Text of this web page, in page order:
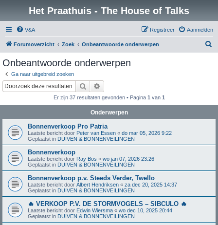
Het Praathuis - The House of Talks
V&A Aanmelden
Registreer
Forumoverzicht Zoek Onbeantwoorde onderwerpen
Onbeantwoorde onderwerpen
Ga naar uitgebreid zoeken
Zoek
Er zijn 37 resultaten gevonden • Pagina 1 van 1
Onderwerpen
Bonnenverkoop Pro Patria
Laatste bericht door Peter van Essen « do mar 05, 2026 9:22
Geplaatst in DUIVEN & BONNENVEILINGEN
Bonnenverkoop
Laatste bericht door Ray Bos « wo jan 07, 2026 23:26
Geplaatst in DUIVEN & BONNENVEILINGEN
Bonnenverkoop p.v. Steeds Verder, Twello
Laatste bericht door Albert Hendriksen « za dec 20, 2025 14:37
Geplaatst in DUIVEN & BONNENVEILINGEN
🔥 VERKOOP P.V. DE STORMVOGELS – SIBCULO 🔥
Laatste bericht door Edwin Wiersma « wo dec 10, 2025 20:44
Geplaatst in DUIVEN & BONNENVEILINGEN